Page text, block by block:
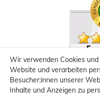
Wir verwenden Cookies
Website und verarbeiten
Besucher:innen unserer
Inhalte und Anzeigen zu